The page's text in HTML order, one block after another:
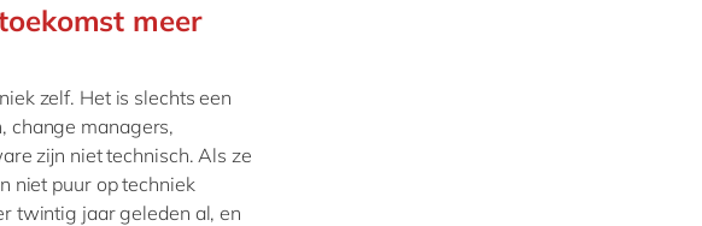
meer
zelf. Het is slechts een
change managers,
zijn niet technisch. Als ze
niet puur op techniek
twintig jaar geleden al, en